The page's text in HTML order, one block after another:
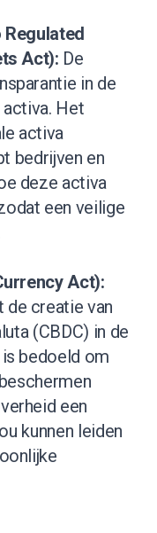
Act): De
in de
Het
activa
bedrijven en
deze activa
een veilige
Act):
de creatie van
(CBDC) in de
bedoeld om
een
kunnen leiden